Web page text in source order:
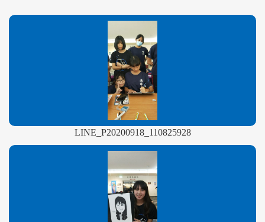
LINE_P20200918_110825928